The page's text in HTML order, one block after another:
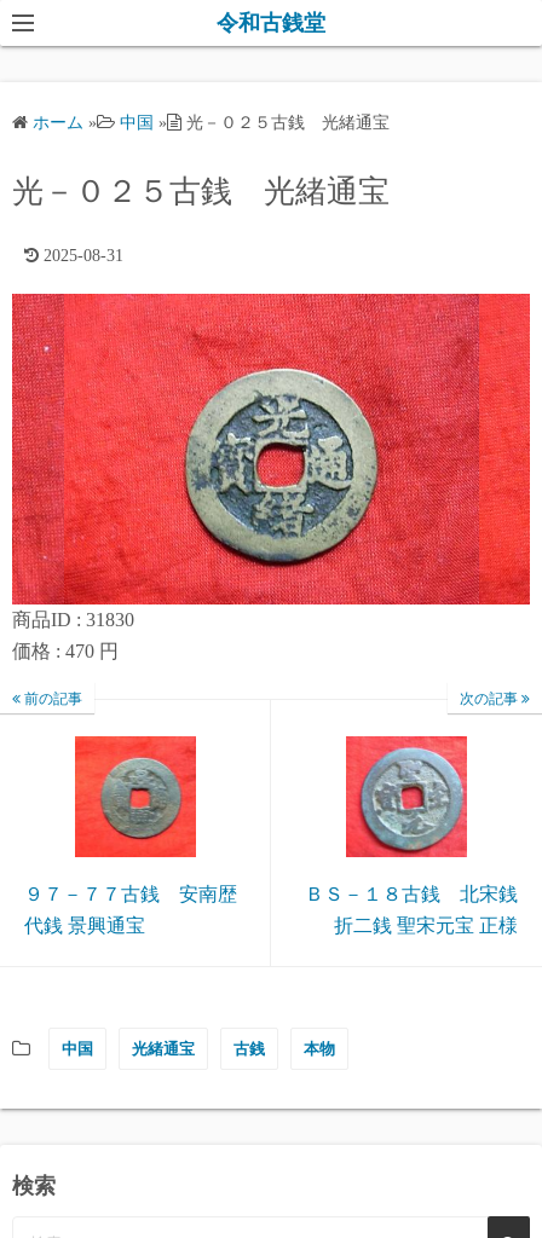
コ
ン
ス
プ
令和古銭堂
ホーム » 中国 » 光－０２５古銭 光緒通宝
光－０２５古銭 光緒通宝
2025-08-31
商品ID : 31830
価格 : 470 円
前の記事
９７－７７古銭 安南歴
代銭 景興通宝
次の記事
ＢＳ－１８古銭 北宋銭
折二銭 聖宋元宝 正様
中国 光緒通宝 古銭 本物
検索